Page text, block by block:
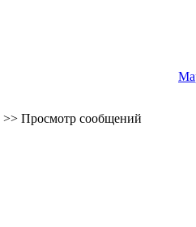
>> Просмотр сообщений